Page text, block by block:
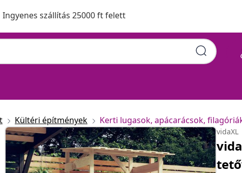
Ingyenes szállítás 25000 ft felett
Kültéri építmények Kerti lugasok, apácarácsok,
vidaXL